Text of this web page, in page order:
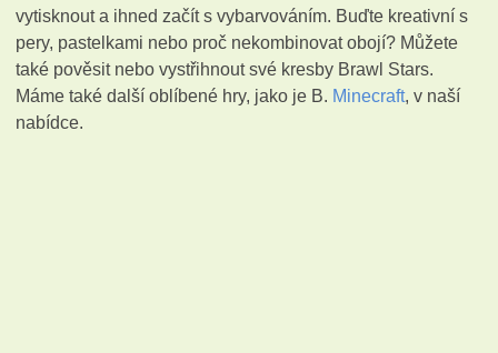
vytisknout a ihned začít s vybarvováním. Buďte kreativní s
pery, pastelkami nebo proč nekombinovat obojí? Můžete
také pověsit nebo vystřihnout své kresby Brawl Stars.
Máme také další oblíbené hry, jako je B. Minecraft, v naší
nabídce.